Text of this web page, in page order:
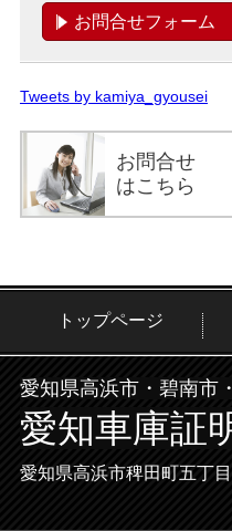
お問合せフォーム
Tweets by kamiya_gyousei
お問合せ
はこちら
トップページ
愛知県高浜市・碧南市
愛知車庫証
愛知県高浜市稗田町五丁